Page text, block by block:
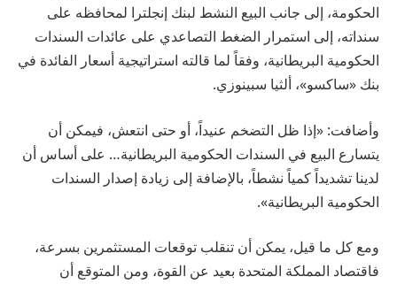
الحكومة، إلى جانب البيع النشط لبنك إنجلترا لمحافظه على
سنداته، إلى استمرار الضغط التصاعدي على عائدات السندات
الحكومية البريطانية، وفقاً لما قالته استراتيجية أسعار الفائدة في
بنك «ساكسو»، ألثيا سبينوزي.
وأضافت: «إذا ظل التضخم عنيداً، أو حتى انتعش، فيمكن أن
يتسارع البيع في السندات الحكومية البريطانية… على أساس أن
لدينا تشديداً كمياً نشطاً، بالإضافة إلى زيادة إصدار السندات
الحكومية البريطانية».
ومع كل ما قيل، يمكن أن تنقلب توقعات المستثمرين بسرعة،
فاقتصاد المملكة المتحدة بعيد عن القوة، ومن المتوقع أن